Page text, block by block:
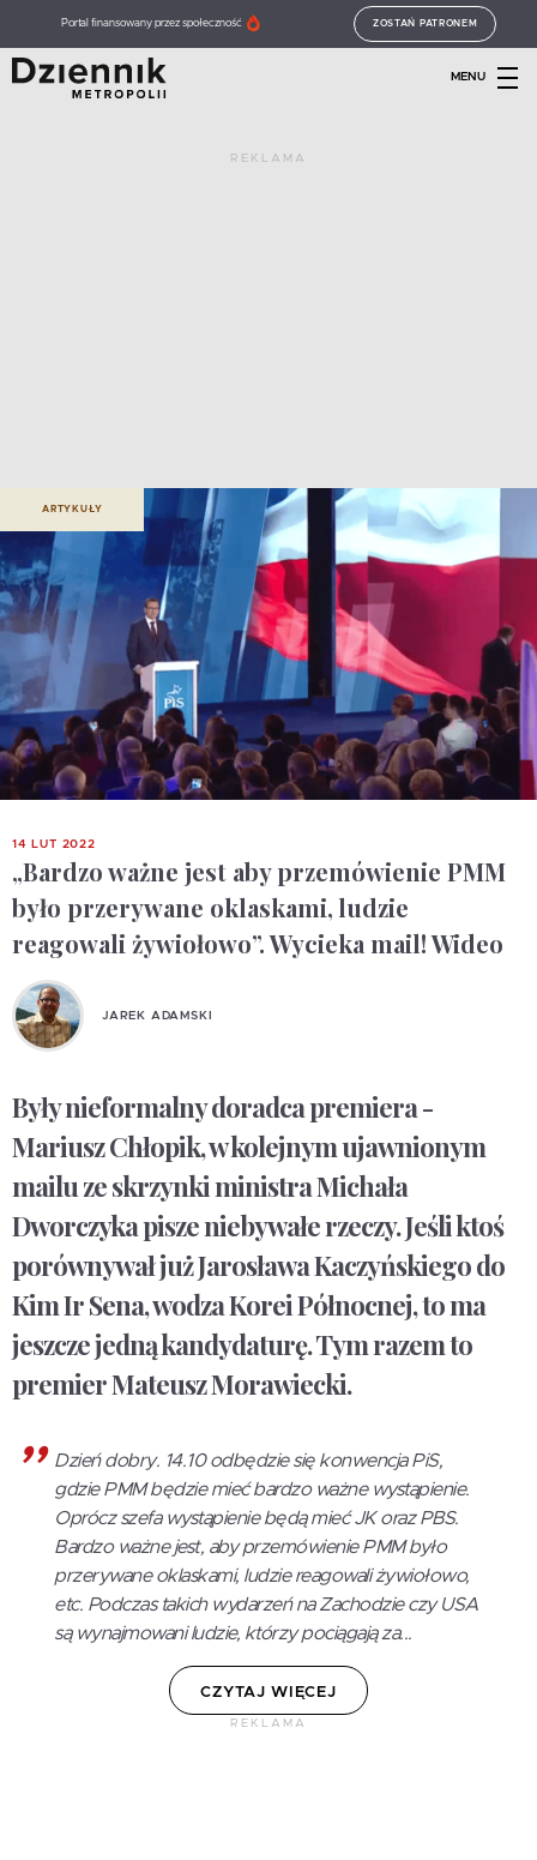
Portal finansowany przez społeczność ZOSTAŃ PATRONEM
MENU
REKLAMA
ARTYKUŁY
14 LUT 2022
„Bardzo ważne jest aby przemówienie PMM
było przerywane oklaskami, ludzie
reagowali żywiołowo”. Wycieka mail! Wideo
JAREK ADAMSKI
Były nieformalny doradca premiera -
Mariusz Chłopik, w kolejnym ujawnionym
mailu ze skrzynki ministra Michała
Dworczyka pisze niebywałe rzeczy. Jeśli ktoś
porównywał już Jarosława Kaczyńskiego do
Kim Ir Sena, wodza Korei Północnej, to ma
jeszcze jedną kandydaturę. Tym razem to
premier Mateusz Morawiecki.
Dzień dobry. 14.10 odbędzie się konwencja PiS,
gdzie PMM będzie mieć bardzo ważne wystąpienie.
Oprócz szefa wystąpienie będą mieć JK oraz PBS.
Bardzo ważne jest, aby przemówienie PMM było
przerywane oklaskami, ludzie reagowali żywiołowo,
etc. Podczas takich wydarzeń na Zachodzie czy USA
są wynajmowani ludzie, którzy pociągają za...
CZYTAJ WIĘCEJ
REKLAMA